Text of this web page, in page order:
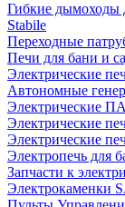
Гибкие дымоходы
Stabile
Переходные
Печи для бани и
Электрические
Автономные
Электрические
Электрические
Электрические
Электропечь для
Запчасти к
Электрокаменки